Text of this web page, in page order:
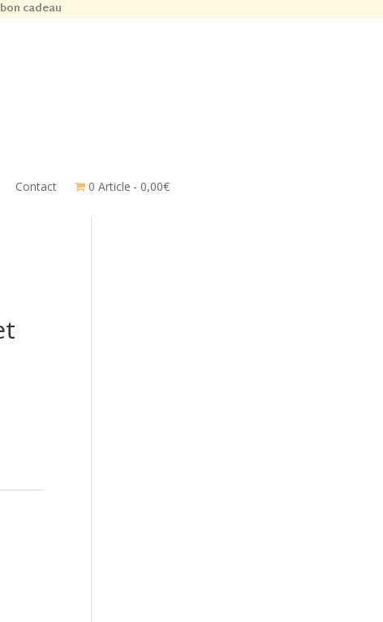
cadeau
Contact 0 Article 0,00€